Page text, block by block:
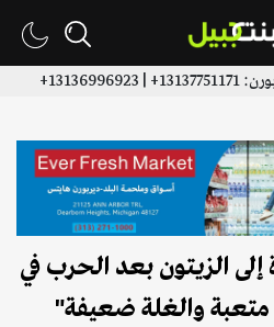
الزيتون بعد الحرب في
والغلة ضعيفة"